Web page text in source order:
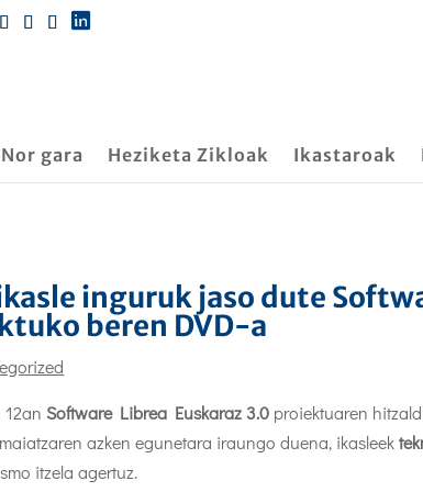
Nor gara Heziketa Zikloak Ikastaroak
inguruk jaso dute
beren DVD-a
12anSoftware Librea Euskaraz 3.0 proiektuaren
azken egunetara iraungo duena, ikasleek
itzela agertuz.